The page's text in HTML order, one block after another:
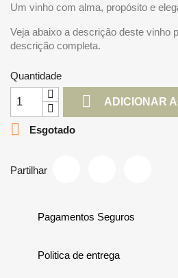
Um vinho com alma, propósito e
Veja abaixo a descrição deste vinho
descrição completa.
Quantidade
 ADICIONAR
 Esgotado
Partilhar
Pagamentos Seguros
Politica de entrega